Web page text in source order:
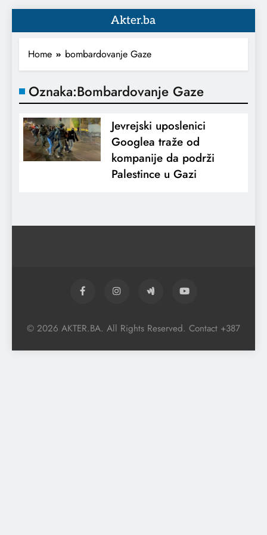
Akter.ba
Home bombardovanje Gaze
Oznaka:Bombardovanje Gaze
Jevrejski uposlenici
Googlea traže od
kompanije da podrži
Palestince u Gazi
© 2026 AKTER.BA. All Rights Reserved. Contact +387